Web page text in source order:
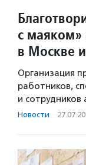
с маяком»
в Москве
Организация
работников,
и сотрудников
Новости ·